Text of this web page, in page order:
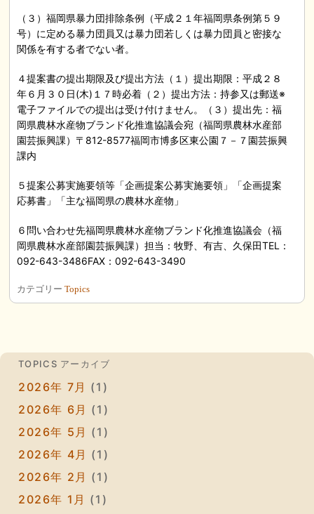
（３）福岡県暴力団排除条例（平成２１年福岡県条例第５９
号）に定める暴力団員又は暴力団若しくは暴力団員と密接な
関係を有する者でない者。
４提案書の提出期限及び提出方法（１）提出期限：平成２８
年６月３０日(木)１７時必着（２）提出方法：持参又は郵送※
電子ファイルでの提出は受け付けません。（３）提出先：福
岡県農林水産物ブランド化推進協議会宛（福岡県農林水産部
園芸振興課）〒812-8577福岡市博多区東公園７－７園芸振興
課内
５提案公募実施要領等「企画提案公募実施要領」「企画提案
応募書」「主な福岡県の農林水産物」
６問い合わせ先福岡県農林水産物ブランド化推進協議会（福
岡県農林水産部園芸振興課）担当：牧野、有吉、久保田TEL：
092-643-3486FAX：092-643-3490
カテゴリーTopics
TOPICS アーカイブ
2026年 7月 (1)
2026年 6月 (1)
2026年 5月 (1)
2026年 4月 (1)
2026年 2月 (1)
2026年 1月 (1)